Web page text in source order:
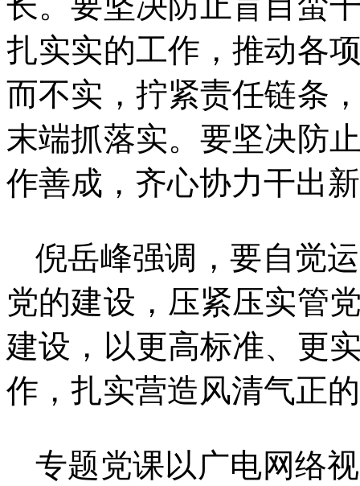
扎实实的工作，推动各
而不实，拧紧责任链条
末端抓落实。要坚决防
作善成，齐心协力干出
倪岳峰强调，要自觉
党的建设，压紧压实管
建设，以更高标准、更
作，扎实营造风清气正
专题党课以广电网络